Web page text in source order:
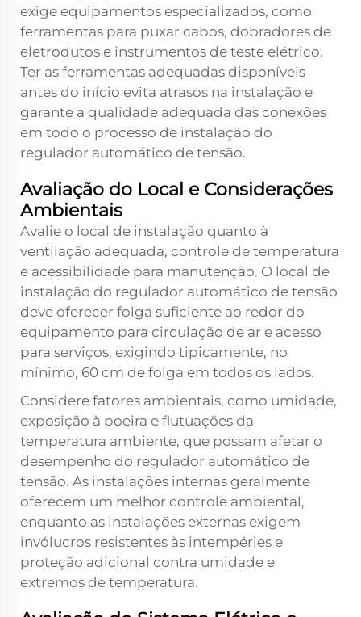
exige equipamentos especializados, como
ferramentas para puxar cabos, dobradores de
eletrodutos e instrumentos de teste elétrico.
Ter as ferramentas adequadas disponíveis
antes do início evita atrasos na instalação e
garante a qualidade adequada das conexões
em todo o processo de instalação do
regulador automático de tensão.
Avaliação do Local e Considerações
Ambientais
Avalie o local de instalação quanto à
ventilação adequada, controle de temperatura
e acessibilidade para manutenção. O local de
instalação do regulador automático de tensão
deve oferecer folga suficiente ao redor do
equipamento para circulação de ar e acesso
para serviços, exigindo tipicamente, no
mínimo, 60 cm de folga em todos os lados.
Considere fatores ambientais, como umidade,
exposição à poeira e flutuações da
temperatura ambiente, que possam afetar o
desempenho do regulador automático de
tensão. As instalações internas geralmente
oferecem um melhor controle ambiental,
enquanto as instalações externas exigem
invólucros resistentes às intempéries e
proteção adicional contra umidade e
extremos de temperatura.